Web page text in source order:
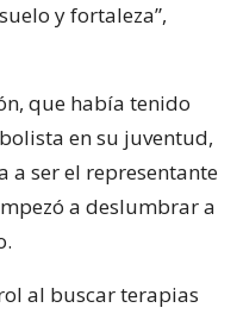
y fortaleza”,
que había tenido
en su juventud,
a ser el representante
a deslumbrar a
al buscar terapias